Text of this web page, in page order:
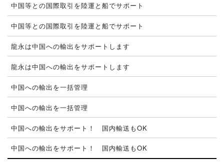
中国等との国際取引を陸運と船でサポート
中国等との国際取引を陸運と船でサポート
龍永は中国への輸出をサポートします
龍永は中国への輸出をサポートします
中国への輸出を一括管理
中国への輸出を一括管理
中国への輸出をサポート！ 国内輸送もOK
中国への輸出をサポート！ 国内輸送もOK